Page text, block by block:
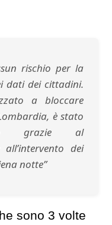
rischio per la
dati dei cittadini.
a bloccare
è stato
grazie al
dei
notte”
sono 3 volte